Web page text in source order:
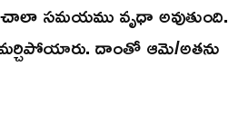
చాలా సమయము వృధా అవుతుంది.
దాంతో ఆమె/అతను